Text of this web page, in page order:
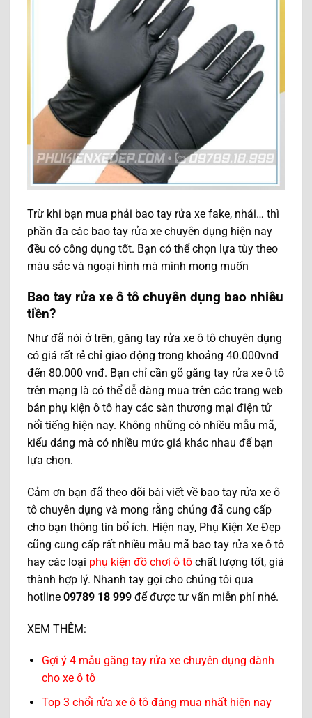
Trừ khi bạn mua phải bao tay rửa xe fake, nhái… thì
phần đa các bao tay rửa xe chuyên dụng hiện nay
đều có công dụng tốt. Bạn có thể chọn lựa tùy theo
màu sắc và ngoại hình mà mình mong muốn
Bao tay rửa xe ô tô chuyên dụng bao nhiêu
tiền?
Như đã nói ở trên, găng tay rửa xe ô tô chuyên dụng
có giá rất rẻ chỉ giao động trong khoảng 40.000vnđ
đến 80.000 vnđ. Bạn chỉ cần gõ găng tay rửa xe ô tô
trên mạng là có thể dễ dàng mua trên các trang web
bán phụ kiện ô tô hay các sàn thương mại điện tử
nổi tiếng hiện nay. Không những có nhiều mẫu mã,
kiểu dáng mà có nhiều mức giá khác nhau để bạn
lựa chọn.
Cảm ơn bạn đã theo dõi bài viết về bao tay rửa xe ô
tô chuyên dụng và mong rằng chúng đã cung cấp
cho bạn thông tin bổ ích. Hiện nay, Phụ Kiện Xe Đẹp
cũng cung cấp rất nhiều mẫu mã bao tay rửa xe ô tô
hay các loại phụ kiện đồ chơi ô tô chất lượng tốt, giá
thành hợp lý. Nhanh tay gọi cho chúng tôi qua
hotline 09789 18 999 để được tư vấn miễn phí nhé.
XEM THÊM:
Gợi ý 4 mẫu găng tay rửa xe chuyên dụng dành
cho xe ô tô
Top 3 chổi rửa xe ô tô đáng mua nhất hiện nay